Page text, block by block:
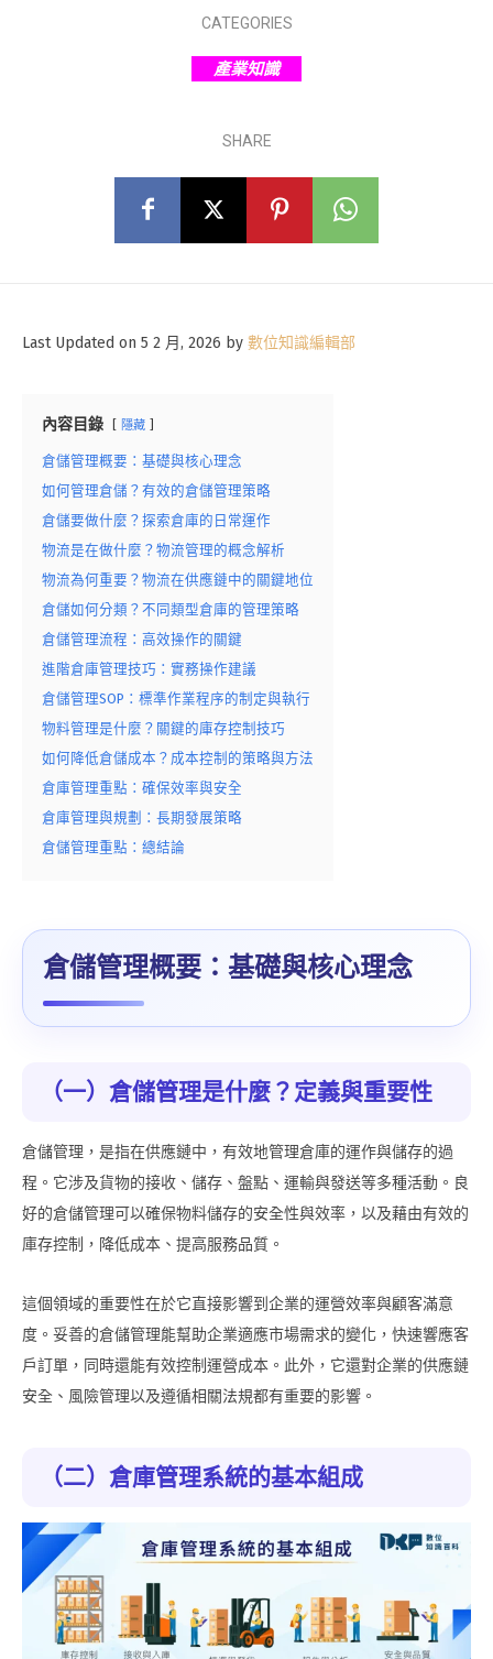
CATEGORIES
產業知識
SHARE
Last Updated on 5 2 月, 2026 by 數位知識編輯部
內容目錄 隱藏
倉儲管理概要：基礎與核心理念
如何管理倉儲？有效的倉儲管理策略
倉儲要做什麼？探索倉庫的日常運作
物流是在做什麼？物流管理的概念解析
物流為何重要？物流在供應鏈中的關鍵地位
倉儲如何分類？不同類型倉庫的管理策略
倉儲管理流程：高效操作的關鍵
進階倉庫管理技巧：實務操作建議
倉儲管理SOP：標準作業程序的制定與執行
物料管理是什麼？關鍵的庫存控制技巧
如何降低倉儲成本？成本控制的策略與方法
倉庫管理重點：確保效率與安全
倉庫管理與規劃：長期發展策略
倉儲管理重點：總結論
倉儲管理概要：基礎與核心理念
（一）倉儲管理是什麼？定義與重要性
倉儲管理，是指在供應鏈中，有效地管理倉庫的運作與儲存的過
程。它涉及貨物的接收、儲存、盤點、運輸與發送等多種活動。良
好的倉儲管理可以確保物料儲存的安全性與效率，以及藉由有效的
庫存控制，降低成本、提高服務品質。
這個領域的重要性在於它直接影響到企業的運營效率與顧客滿意
度。妥善的倉儲管理能幫助企業適應市場需求的變化，快速響應客
戶訂單，同時還能有效控制運營成本。此外，它還對企業的供應鏈
安全、風險管理以及遵循相關法規都有重要的影響。
（二）倉庫管理系統的基本組成